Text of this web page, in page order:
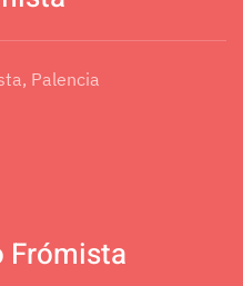
Palencia
Frómista